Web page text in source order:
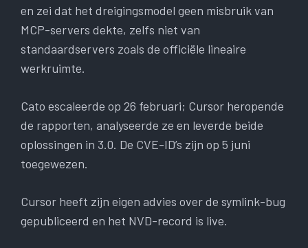
en zei dat het dreigingsmodel geen misbruik van
MCP-servers dekte, zelfs niet van
standaardservers zoals de officiële lineaire
werkruimte.
Cato escaleerde op 26 februari; Cursor heropende
de rapporten, analyseerde ze en leverde beide
oplossingen in 3.0. De CVE-ID’s zijn op 5 juni
toegewezen.
Cursor heeft zijn eigen advies over de symlink-bug
gepubliceerd en het NVD-record is live.